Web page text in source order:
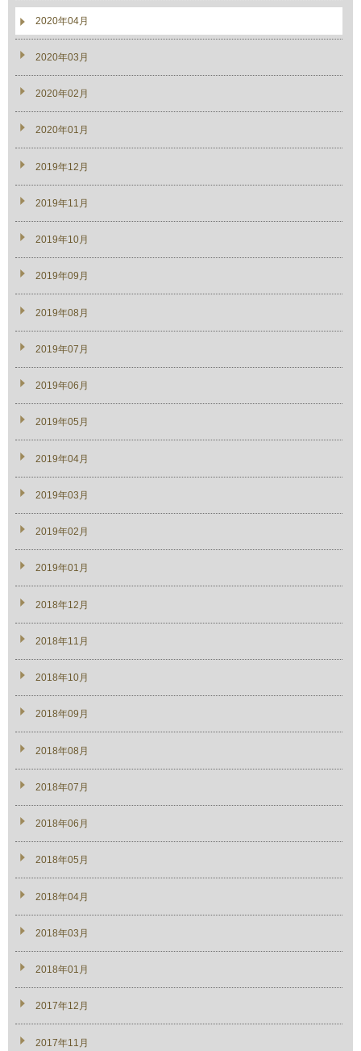
2020年04月
2020年03月
2020年02月
2020年01月
2019年12月
2019年11月
2019年10月
2019年09月
2019年08月
2019年07月
2019年06月
2019年05月
2019年04月
2019年03月
2019年02月
2019年01月
2018年12月
2018年11月
2018年10月
2018年09月
2018年08月
2018年07月
2018年06月
2018年05月
2018年04月
2018年03月
2018年01月
2017年12月
2017年11月